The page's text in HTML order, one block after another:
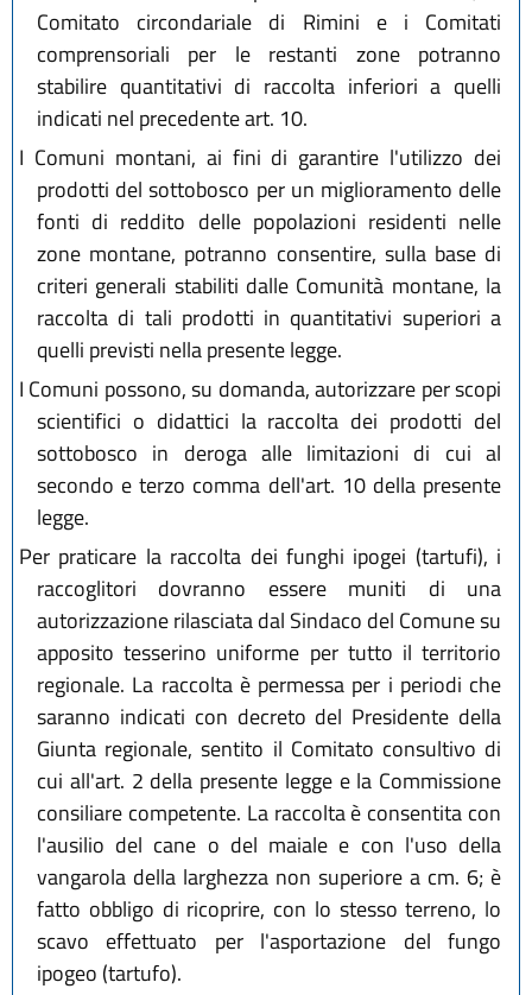
Comitato circondariale di Rimini e i Comitati
comprensoriali per le restanti zone potranno
stabilire quantitativi di raccolta inferiori a quelli
indicati nel precedente art. 10.
I Comuni montani, ai fini di garantire l'utilizzo dei
prodotti del sottobosco per un miglioramento delle
fonti di reddito delle popolazioni residenti nelle
zone montane, potranno consentire, sulla base di
criteri generali stabiliti dalle Comunità montane, la
raccolta di tali prodotti in quantitativi superiori a
quelli previsti nella presente legge.
I Comuni possono, su domanda, autorizzare per scopi
scientifici o didattici la raccolta dei prodotti del
sottobosco in deroga alle limitazioni di cui al
secondo e terzo comma dell'art. 10 della presente
legge.
Per praticare la raccolta dei funghi ipogei (tartufi), i
raccoglitori dovranno essere muniti di una
autorizzazione rilasciata dal Sindaco del Comune su
apposito tesserino uniforme per tutto il territorio
regionale. La raccolta è permessa per i periodi che
saranno indicati con decreto del Presidente della
Giunta regionale, sentito il Comitato consultivo di
cui all'art. 2 della presente legge e la Commissione
consiliare competente. La raccolta è consentita con
l'ausilio del cane o del maiale e con l'uso della
vangarola della larghezza non superiore a cm. 6; è
fatto obbligo di ricoprire, con lo stesso terreno, lo
scavo effettuato per l'asportazione del fungo
ipogeo (tartufo).